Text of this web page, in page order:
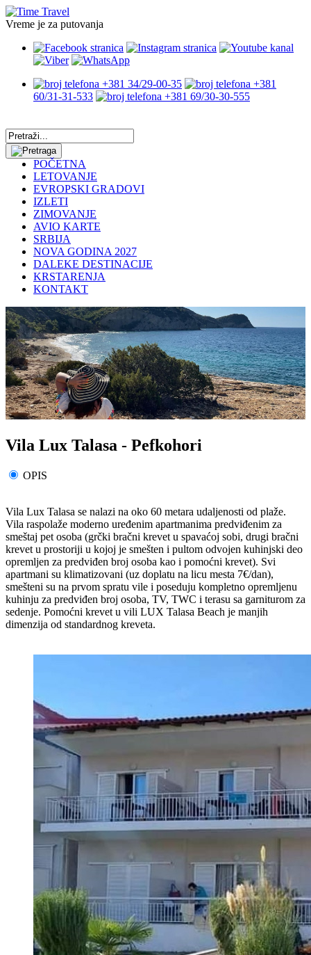
Vreme je za putovanja
+381 34/29-00-35
+381
60/31-31-533
+381 69/30-30-555
POČETNA
LETOVANJE
EVROPSKI GRADOVI
IZLETI
ZIMOVANJE
AVIO KARTE
SRBIJA
NOVA GODINA 2027
DALEKE DESTINACIJE
KRSTARENJA
KONTAKT
Vila Lux Talasa - Pefkohori
OPIS
Vila Lux Talasa se nalazi na oko 60 metara udaljenosti od plaže.
Vila raspolaže moderno uređenim apartmanima predviđenim za
smeštaj pet osoba (grčki bračni krevet u spavaćoj sobi, drugi bračni
krevet u prostoriji u kojoj je smešten i pultom odvojen kuhinjski deo
opremljen za predviđen broj osoba kao i pomoćni krevet). Svi
apartmani su klimatizovani (uz doplatu na licu mesta 7€/dan),
smešteni su na prvom spratu vile i poseduju kompletno opremljenu
kuhinju za predviđen broj osoba, TV, TWC i terasu sa garniturom za
sedenje. Pomoćni krevet u vili LUX Talasa Beach je manjih
dimenzija od standardnog kreveta.